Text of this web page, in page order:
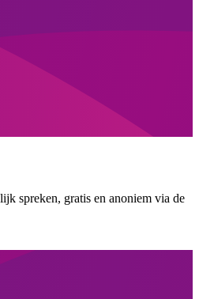
spreken, gratis en anoniem via de